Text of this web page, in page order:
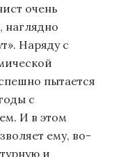
очень
наглядно
Наряду с
пытается
с
И в этом
ему, во-
и